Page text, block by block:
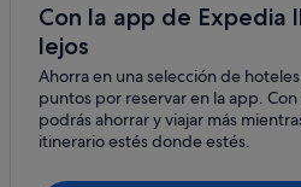
Con la app de Expedia
lejos
Ahorra en una selección de
puntos por reservar en la app.
podrás ahorrar y viajar más
itinerario estés donde estés.